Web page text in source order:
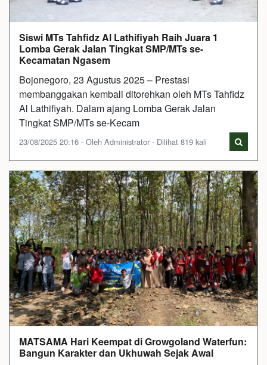
Siswi MTs Tahfidz Al Lathifiyah Raih Juara 1
Lomba Gerak Jalan Tingkat SMP/MTs se-
Kecamatan Ngasem
Bojonegoro, 23 Agustus 2025 – Prestasi
membanggakan kembali ditorehkan oleh MTs Tahfidz
Al Lathifiyah. Dalam ajang Lomba Gerak Jalan
Tingkat SMP/MTs se-Kecam
23/08/2025 20:16 - Oleh Administrator - Dilihat 819 kali
MATSAMA Hari Keempat di Growgoland Waterfun:
Bangun Karakter dan Ukhuwah Sejak Awal